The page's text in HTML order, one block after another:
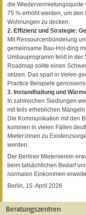
die
75 % erhöht werden, um
Wohnungen zu decken.
2. Effizienz und Strategie:
Mit Ressourcenbündelung
gemeinsame Bau-Hol-ding
Umbauprogramm fehlt in
Roadmap sollte einen
setzen. Das spart in vielen
Practice Beispiele
3. Instandhaltung und
In zahlreichen Siedlungen
mit teils erheblichen
Die Kommunikation mit den
kommen in vielen Fällen
Mieter:innen zu
werden.
Der Berliner Mieterverein
beim tatsächlichen Bedarf
normalen Einkommen
Berlin, 15. April 2026
Beratungszentren